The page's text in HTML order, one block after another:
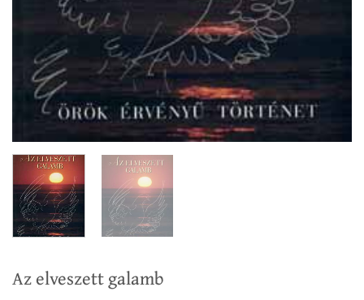
Az elveszett galamb